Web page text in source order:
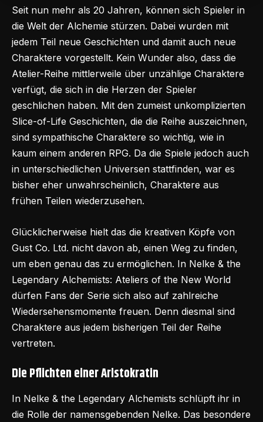
Seit nun mehr als 20 Jahren, können sich Spieler in
die Welt der Alchemie stürzen. Dabei wurden mit
jedem Teil neue Geschichten und damit auch neue
Charaktere vorgestellt. Kein Wunder also, dass die
Atelier-Reihe mittlerweile über unzählige Charaktere
verfügt, die sich in die Herzen der Spieler
geschlichen haben. Mit den zumeist unkomplizierten
Slice-of-Life Geschichten, die die Reihe auszeichnen,
sind sympathische Charaktere so wichtig, wie in
kaum einem anderen RPG. Da die Spiele jedoch auch
in unterschiedlichen Universen stattfinden, war es
bisher eher unwahrscheinlich, Charaktere aus
frühen Teilen wiederzusehen.
Glücklicherweise hielt das die kreativen Köpfe von
Gust Co. Ltd. nicht davon ab, einen Weg zu finden,
um eben genau das zu ermöglichen. In Nelke & the
Legendary Alchemists: Ateliers of the New World
dürfen Fans der Serie sich also auf zahlreiche
Wiedersehensmomente freuen. Denn diesmal sind
Charaktere aus jedem bisherigen Teil der Reihe
vertreten.
Die Pflichten einer Aristokratin
In Nelke & the Legendary Alchemists schlüpft ihr in
die Rolle der namensgebenden Nelke. Das besondere